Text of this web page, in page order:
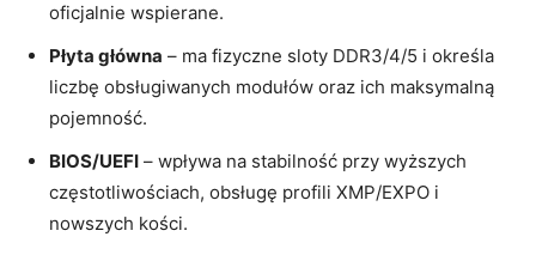
oficjalnie wspierane.
Płyta główna – ma fizyczne sloty DDR3/4/5 i określa
liczbę obsługiwanych modułów oraz ich maksymalną
pojemność.
BIOS/UEFI – wpływa na stabilność przy wyższych
częstotliwościach, obsługę profili XMP/EXPO i
nowszych kości.